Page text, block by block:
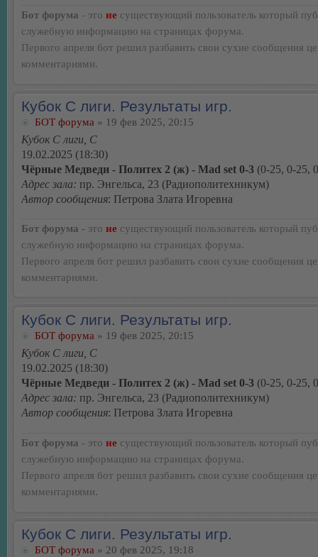
Бот форума - это не существующий пользователь который
служебную информацию на страницах форума.
Первого апреля бот решил разбавить свои сухие сообщения
комментариями.
Кубок С лиги. Результаты игр.
БОТ форума » 19 фев 2025, 20:15
Кубок С лиги, C
19.02.2025 (18:30)
Чёрные Медведи - Политех 2 (ж) - Mad set 0-3 (0-25, 0-25,
Адрес зала: пр. Энгельса, 23 (Радиополитехникум)
Автор сообщения: Петрова Злата Игоревна
Бот форума - это не существующий пользователь который
служебную информацию на страницах форума.
Первого апреля бот решил разбавить свои сухие сообщения
комментариями.
Кубок С лиги. Результаты игр.
БОТ форума » 19 фев 2025, 20:15
Кубок С лиги, C
19.02.2025 (18:30)
Чёрные Медведи - Политех 2 (ж) - Mad set 0-3 (0-25, 0-25,
Адрес зала: пр. Энгельса, 23 (Радиополитехникум)
Автор сообщения: Петрова Злата Игоревна
Бот форума - это не существующий пользователь который
служебную информацию на страницах форума.
Первого апреля бот решил разбавить свои сухие сообщения
комментариями.
Кубок С лиги. Результаты игр.
БОТ форума » 20 фев 2025, 19:18